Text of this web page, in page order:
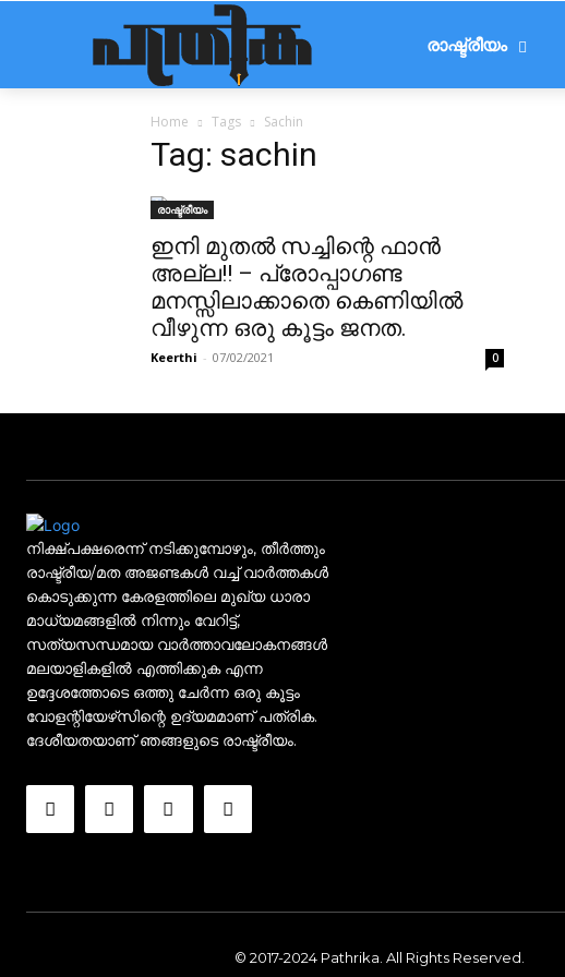
രാഷ്ട്രീയം
Home Tags Sachin
Tag: sachin
രാഷ്ട്രീയം
ഇനി മുതൽ സച്ചിന്റെ ഫാൻ
അല്ല!! – പ്രോപ്പാഗണ്ട
മനസ്സിലാക്കാതെ കെണിയിൽ
വീഴുന്ന ഒരു കൂട്ടം ജനത.
Keerthi - 07/02/2021 0
നിക്ഷ്പക്ഷരെന്ന് നടിക്കുമ്പോഴും, തീർത്തും
രാഷ്ട്രീയ/മത അജണ്ടകൾ വച്ച് വാർത്തകൾ
കൊടുക്കുന്ന കേരളത്തിലെ മുഖ്യ ധാരാ
മാധ്യമങ്ങളിൽ നിന്നും വേറിട്ട്,
സത്യസന്ധമായ വാർത്താവലോകനങ്ങൾ
മലയാളികളിൽ എത്തിക്കുക എന്ന
ഉദ്ദേശത്തോടെ ഒത്തു ചേർന്ന ഒരു കൂട്ടം
വോളന്റിയേഴ്‌സിന്റെ ഉദ്യമമാണ് പത്രിക.
ദേശീയതയാണ് ഞങ്ങളുടെ രാഷ്ട്രീയം.
© 2017-2024 Pathrika. All Rights Reserved.